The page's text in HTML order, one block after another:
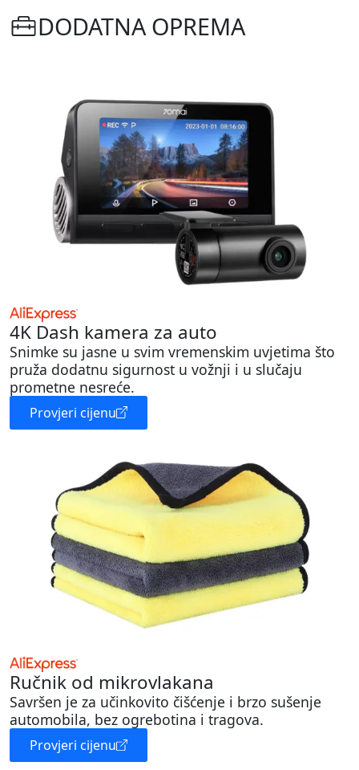
DODATNA OPREMA
4K Dash kamera za auto
Snimke su jasne u svim vremenskim uvjetima što
pruža dodatnu sigurnost u vožnji i u slučaju
prometne nesreće.
Provjeri cijenu
Ručnik od mikrovlakana
Savršen je za učinkovito čišćenje i brzo sušenje
automobila, bez ogrebotina i tragova.
Provjeri cijenu